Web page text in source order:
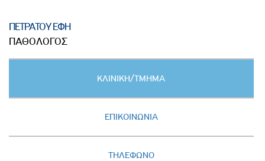
ΠΕΤΡΑΤΟΥ ΕΦΗ
ΠΑΘΟΛΟΓΟΣ
ΚΛΙΝΙΚΗ/ΤΜΗΜΑ
ΕΠΙΚΟΙΝΩΝΙΑ
ΤΗΛΕΦΩΝΟ